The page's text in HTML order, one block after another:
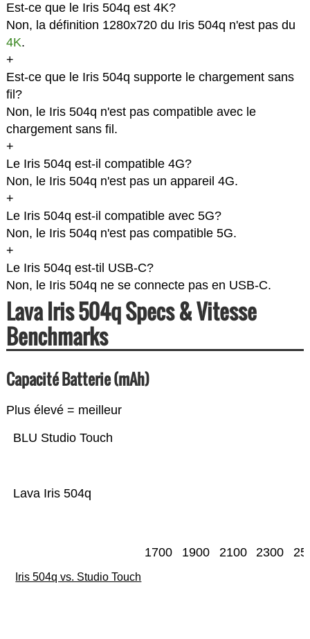
Est-ce que le Iris 504q est 4K?
Non, la définition 1280x720 du Iris 504q n'est pas du
4K.
+
Est-ce que le Iris 504q supporte le chargement sans
fil?
Non, le Iris 504q n'est pas compatible avec le
chargement sans fil.
+
Le Iris 504q est-il compatible 4G?
Non, le Iris 504q n'est pas un appareil 4G.
+
Le Iris 504q est-il compatible avec 5G?
Non, le Iris 504q n'est pas compatible 5G.
+
Le Iris 504q est-til USB-C?
Non, le Iris 504q ne se connecte pas en USB-C.
Lava Iris 504q Specs & Vitesse
Benchmarks
Capacité Batterie (mAh)
Plus élevé = meilleur
Lava Iris 504q
BLU Studio Touch
1700 1900 2100 2300
Iris 504q vs. Studio Touch